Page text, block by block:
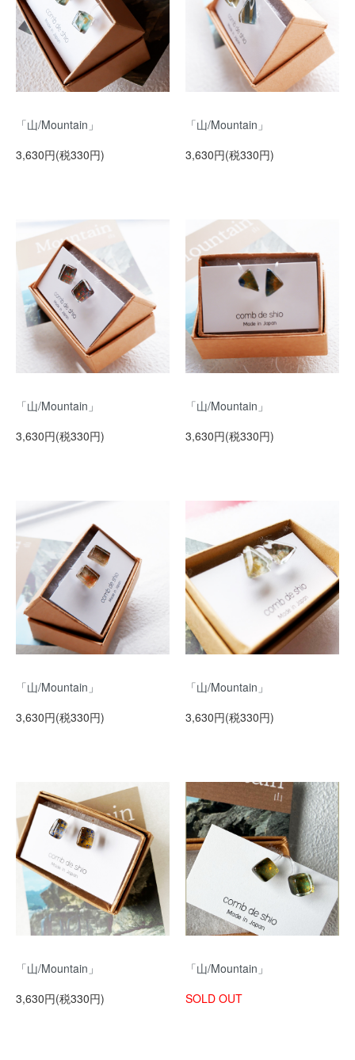
「山/Mountain」
3,630円(税330円)
「山/Mountain」
3,630円(税330円)
「山/Mountain」
3,630円(税330円)
「山/Mountain」
3,630円(税330円)
「山/Mountain」
3,630円(税330円)
「山/Mountain」
3,630円(税330円)
「山/Mountain」
3,630円(税330円)
「山/Mountain」
SOLD OUT